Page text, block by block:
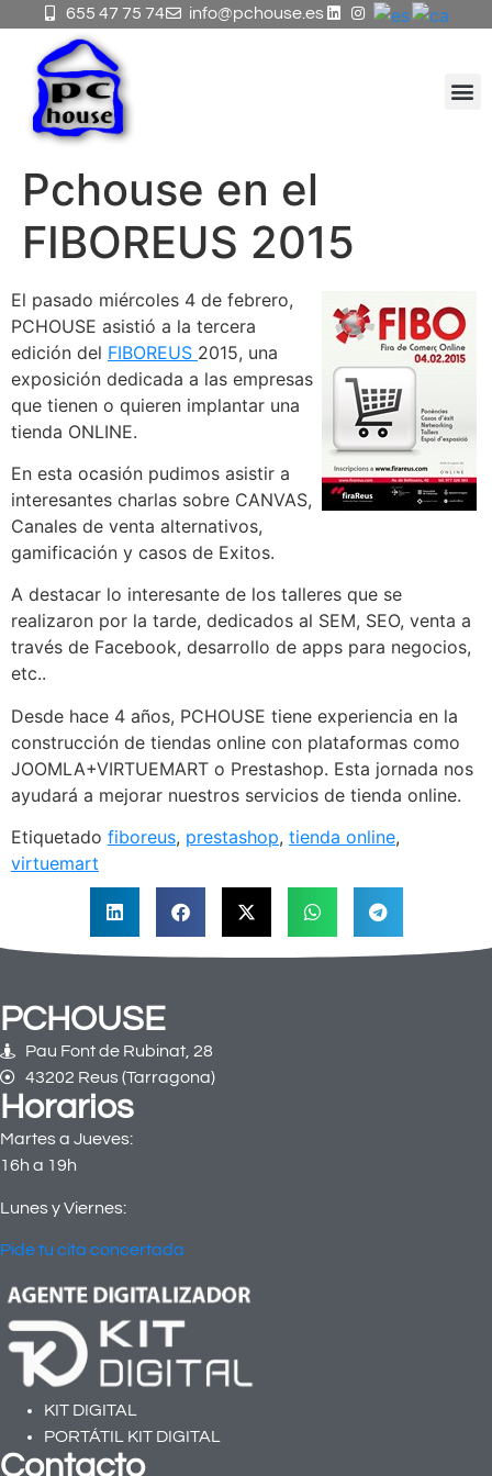
655 47 75 74 info@pchouse.es
Pchouse en el
FIBOREUS 2015
El pasado miércoles 4 de febrero,
PCHOUSE asistió a la tercera
edición del FIBOREUS 2015, una
exposición dedicada a las empresas
que tienen o quieren implantar una
tienda ONLINE.
En esta ocasión pudimos asistir a
interesantes charlas sobre CANVAS,
Canales de venta alternativos,
gamificación y casos de Exitos.
A destacar lo interesante de los talleres que se
realizaron por la tarde, dedicados al SEM, SEO, venta a
través de Facebook, desarrollo de apps para negocios,
etc..
Desde hace 4 años, PCHOUSE tiene experiencia en la
construcción de tiendas online con plataformas como
JOOMLA+VIRTUEMART o Prestashop. Esta jornada nos
ayudará a mejorar nuestros servicios de tienda online.
Etiquetado fiboreus, prestashop, tienda online,
virtuemart
PCHOUSE
Pau Font de Rubinat, 28
43202 Reus (Tarragona)
Horarios
Martes a Jueves:
16h a 19h
Lunes y Viernes:
Pide tu cita concertada
KIT DIGITAL
PORTÁTIL KIT DIGITAL
Contacto